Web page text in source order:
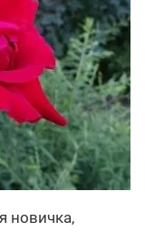
новичка,